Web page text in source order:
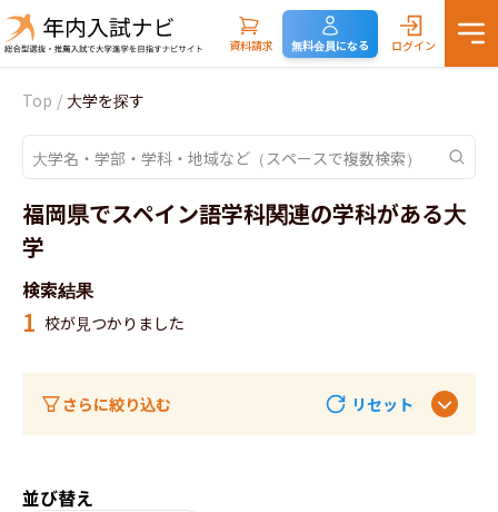
資料請求 無料会員になる ログイン
Top / 大学を探す
福岡県でスペイン語学科関連の学科がある大
学
検索結果
1 校が見つかりました
さらに絞り込む リセット
並び替え